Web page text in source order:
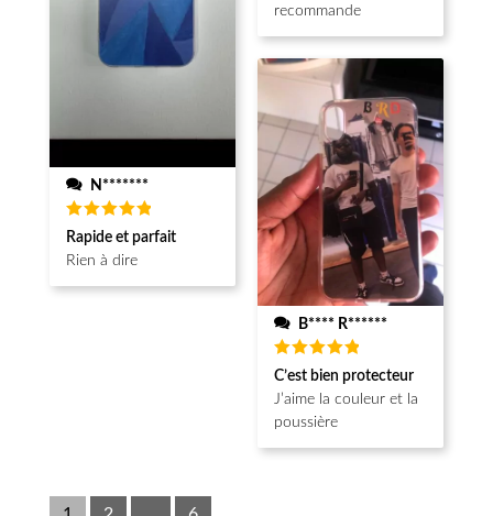
N*******
Note5
sur 5
Rapide et parfait
Rien à dire
recommande
B**** R******
Note5
sur 5
C’est bien protecteur
J’aime la couleur et la
poussière